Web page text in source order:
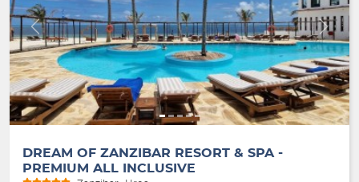
Indietro Avanti
DREAM OF ZANZIBAR RESORT & SPA -
PREMIUM ALL INCLUSIVE